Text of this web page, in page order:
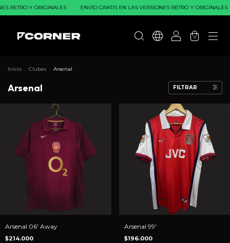
Y ORIGINALES ENVÍO GRATIS EN LAS VERSIONES RETRO Y ORIGINALES
0
Inicio . Clubes . Arsenal
Arsenal FILTRAR
Arsenal 06' Away
$214.000
Arsenal 99'
$196.000